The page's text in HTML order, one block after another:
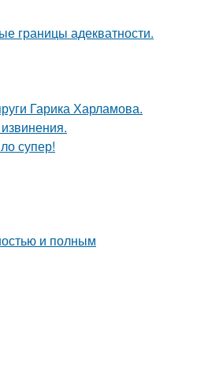
границы адекватности.
Гарика Харламова.
супер!
и полным